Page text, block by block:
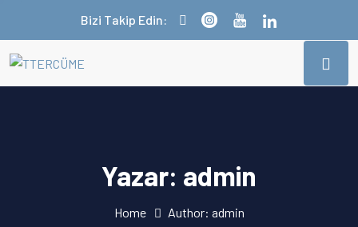
Bizi Takip Edin:
Yazar: admin
Home Author: admin